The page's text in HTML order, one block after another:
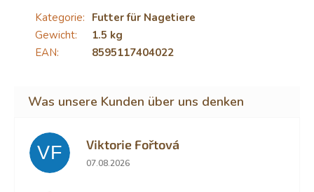
Kategorie: Futter für Nagetiere
Gewicht:
1.5 kg
EAN: 8595117404022
VF Viktorie Fořtová
Die Shop-Bewertung beträgt 2 von 5 Sternen.
07.08.2026